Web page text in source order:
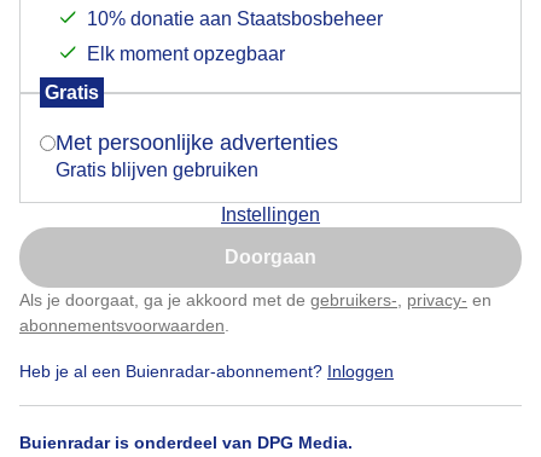
10% donatie aan Staatsbosbeheer
Elk moment opzegbaar
Gratis
Met persoonlijke advertenties
Gratis blijven gebruiken
Instellingen
Doorgaan
Als je doorgaat, ga je akkoord met de gebruikers- privacy- en
abonnementsvoorwaarden
Heb je al een Buienradar-abonnement? Inloggen
Buienradar is onderdeel van DPG Media.
Wat makkelijk eten zo die halve noten die in onze
opbouwen, want dat vraagt veel energie! Een lekker
verschijnt er zo een pop-up uit je browser waarin
Is goed, toon de popup
Nu niet, misschien later
Klik hierom dit aan te passen